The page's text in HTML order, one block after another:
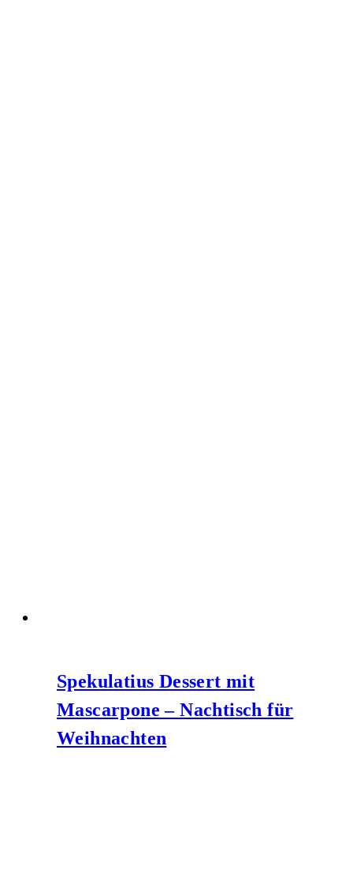
Spekulatius Dessert mit
Mascarpone – Nachtisch für
Weihnachten